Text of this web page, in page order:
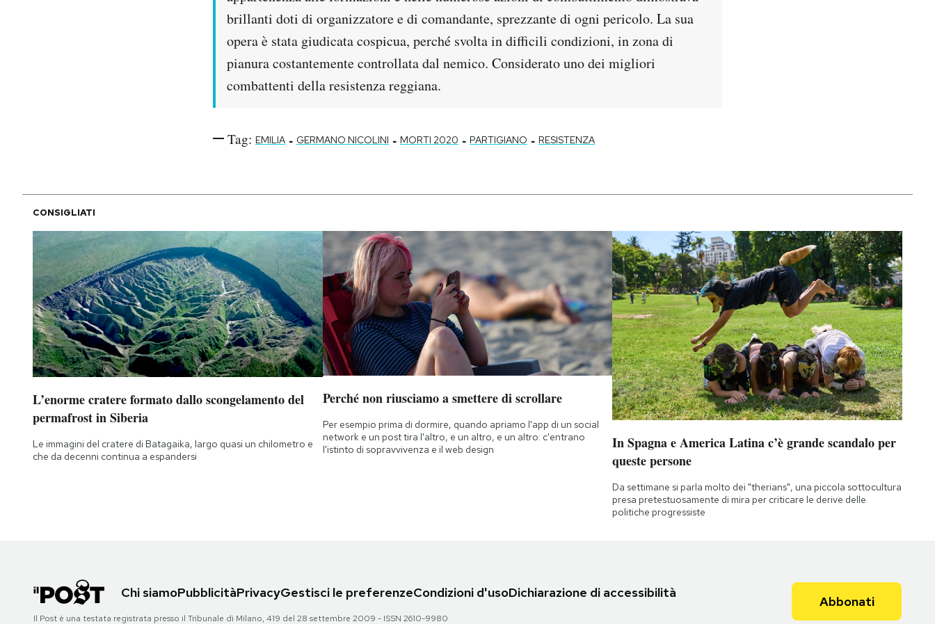
brillanti doti di organizzatore e di comandante, sprezzante di ogni pericolo. La sua
opera è stata giudicata cospicua, perché svolta in difficili condizioni, in zona di
pianura costantemente controllata dal nemico. Considerato uno dei migliori
combattenti della resistenza reggiana.
Tag: EMILIA - GERMANO NICOLINI - MORTI 2020 - PARTIGIANO - RESISTENZA
CONSIGLIATI
L’enorme cratere formato dallo scongelamento del
permafrost in Siberia
Le immagini del cratere di Batagaika, largo quasi un chilometro e
che da decenni continua a espandersi
Perché non riusciamo a smettere di scrollare
Per esempio prima di dormire, quando apriamo l'app di un social
network e un post tira l'altro, e un altro, e un altro: c'entrano
l'istinto di sopravvivenza e il web design
In Spagna e America Latina c’è grande scandalo per
queste persone
Da settimane si parla molto dei "therians", una piccola sottocultura
presa pretestuosamente di mira per criticare le derive delle
politiche progressiste
Chi siamoPubblicitàPrivacyGestisci le preferenzeCondizioni d'usoDichiarazione di accessibilità
Il Post è una testata registrata presso il Tribunale di Milano, 419 del 28 settembre 2009 - ISSN 2610-9980
Abbonati